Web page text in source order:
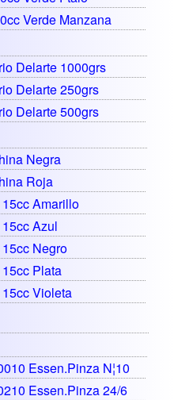
Verde Manzana
Delarte 1000grs
Delarte 250grs
Delarte 500grs
Negra
Roja
Amarillo
Azul
Negro
Plata
Violeta
Essen.pinza N¦10
Essen.pinza 24/6